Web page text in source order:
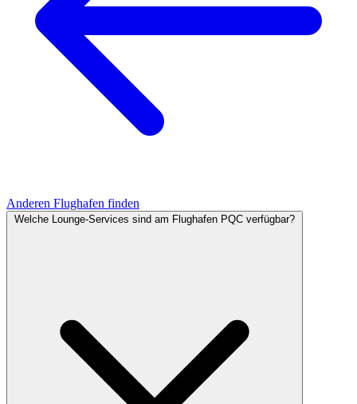
Anderen Flughafen finden
Welche Lounge-Services sind am Flughafen PQC verfügbar?